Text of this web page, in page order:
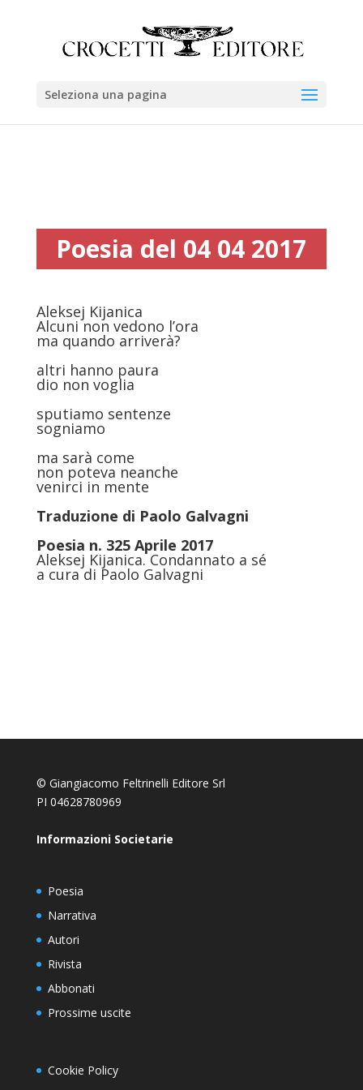
Seleziona una pagina
Poesia del 04 04 2017
Aleksej Kijanica
Alcuni non vedono l’ora
ma quando arriverà?
altri hanno paura
dio non voglia
sputiamo sentenze
sogniamo
ma sarà come
non poteva neanche
venirci in mente
Traduzione di Paolo Galvagni
Poesia n. 325 Aprile 2017
Aleksej Kijanica. Condannato a sé
a cura di Paolo Galvagni
© Giangiacomo Feltrinelli Editore Srl
PI 04628780969
Informazioni Societarie
Poesia
Narrativa
Autori
Rivista
Abbonati
Prossime uscite
Cookie Policy